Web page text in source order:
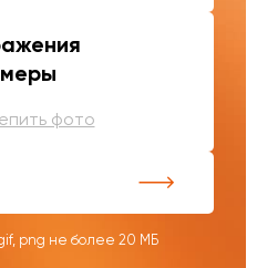
фото
png не более 20 МБ